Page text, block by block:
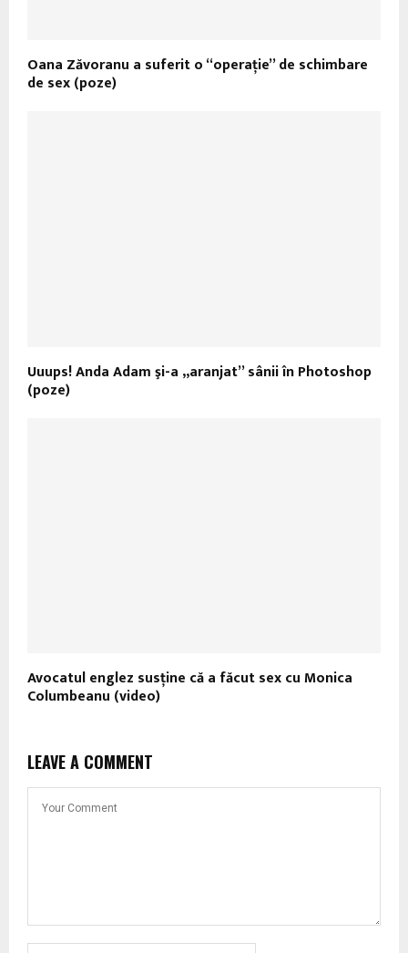
Oana Zăvoranu a suferit o “operaţie” de schimbare
de sex (poze)
Uuups! Anda Adam şi-a „aranjat” sânii în Photoshop
(poze)
Avocatul englez susţine că a făcut sex cu Monica
Columbeanu (video)
LEAVE A COMMENT